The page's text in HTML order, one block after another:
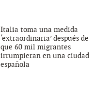
Italia toma una medida
‘extraordinaria’ después de
que 60 mil migrantes
irrumpieran en una ciudad
española